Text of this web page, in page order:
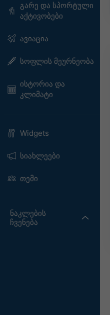
გარე და სპორტული
აქტივობები
ავიაცია
სოფლის მეურნეობა
ისტორია და
კლიმატი
Widgets
სიახლეები
თემი
ნაკლების
ჩვენება